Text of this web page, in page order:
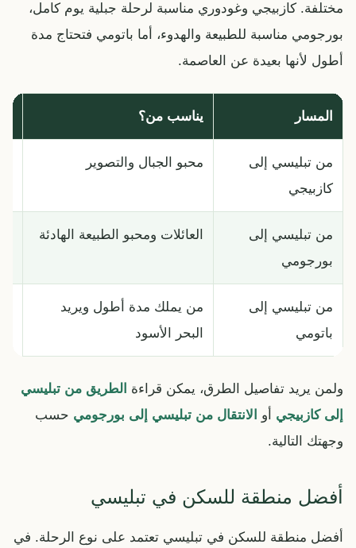
مختلفة. كازبيجي وغودوري مناسبة لرحلة جبلية يوم كامل،
بورجومي مناسبة للطبيعة والهدوء، أما باتومي فتحتاج مدة
أطول لأنها بعيدة عن العاصمة.
المسار يناسب من؟
من تبليسي إلى
كازبيجي
محبو الجبال والتصوير
من تبليسي إلى
بورجومي
العائلات ومحبو الطبيعة الهادئة
من تبليسي إلى
باتومي
من يملك مدة أطول ويريد
البحر الأسود
ولمن يريد تفاصيل الطرق، يمكن قراءة الطريق من تبليسي
إلى كازبيجي أو الانتقال من تبليسي إلى بورجومي حسب
وجهتك التالية.
أفضل منطقة للسكن في تبليسي
أفضل منطقة للسكن في تبليسي تعتمد على نوع الرحلة. في